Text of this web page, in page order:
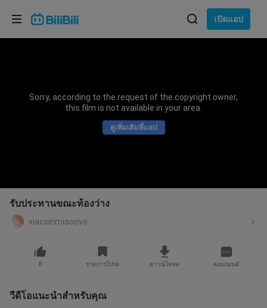
เปิดแอป
Sorry, according to the request of the copyright owner,
this film is not available in your area.
ดูเพิ่มเติมที่แอป
รับประทานขณะท้องว่าง
xiaoxinmiaoovo
8 รายการโปรด ดาวน์โหลด คอมเมนต์
วีดีโอแนะนำสำหรับคุณ
เลือกภาษา